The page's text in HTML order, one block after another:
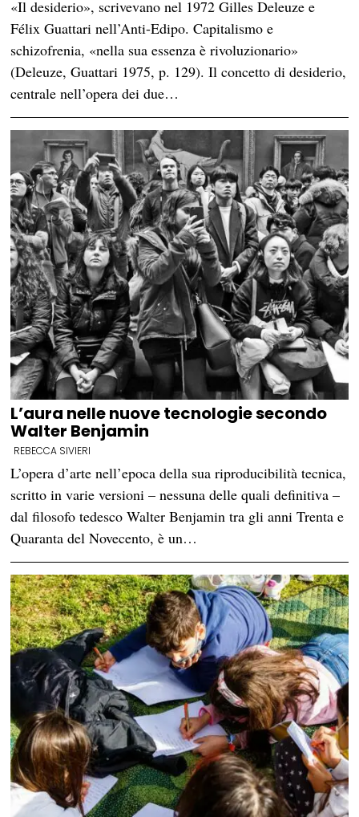
«Il desiderio», scrivevano nel 1972 Gilles Deleuze e
Félix Guattari nell’Anti-Edipo. Capitalismo e
schizofrenia, «nella sua essenza è rivoluzionario»
(Deleuze, Guattari 1975, p. 129). Il concetto di desiderio,
centrale nell’opera dei due…
L’aura nelle nuove tecnologie secondo
Walter Benjamin
REBECCA SIVIERI
L’opera d’arte nell’epoca della sua riproducibilità tecnica,
scritto in varie versioni – nessuna delle quali definitiva –
dal filosofo tedesco Walter Benjamin tra gli anni Trenta e
Quaranta del Novecento, è un…